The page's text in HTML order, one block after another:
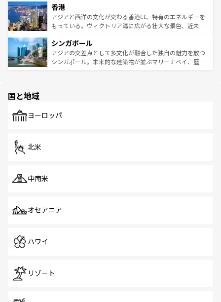
とつ。フォーやバインミー、ベトナムコーヒーなどは、ぜ
ひ現地で味わいたい。どの地域を訪れてもあたたかい人々
が旅行者を迎えてくれるので、きっと忘れられない旅にな
参照してほしい。
の活気が交差している。北部ではチェンマイなどの山岳地
帯で自然と触れ合い、南部ではプーケットやクラビの美し
いビーチでリゾート気分を楽しむことができる。タイ料理
激する。気候は一年中温暖で、どの季節にも異なる楽しみ
が待っている。親しみやすいタイの人々、仏教を中心とし
た文化、そして多様な観光資源が、訪れる旅人を魅了し続
香港
アジアと西洋の文化が交わる香港は、特有のエネルギーを
もっている。ヴィクトリア湾に広がる壮大な景色、近未来
み、どこを訪れても感動するはず。観光スポットが密集し
ており、効率よく見どころを回れるのも魅力。息をのむよ
うな絶景から文化的な体験まで、香港を存分に楽しみ尽く
シンガポール
アジアの交差点として多文化が融合した独自の魅力を放つ
シンガポール。未来的な建築物が並ぶマリーナベイ、歴史
で、ホーカーズは地元の風情を楽しめる外せないスポット
国と地域
ヨーロッパ
北米
中南米
オセアニア
ハワイ
リゾート